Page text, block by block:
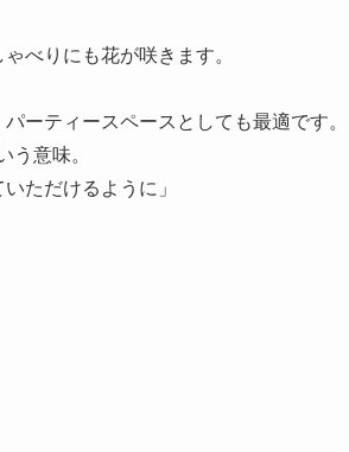
べりにも花が咲きます。
ーティースペースとしても最適です。
う意味。
ただけるように」